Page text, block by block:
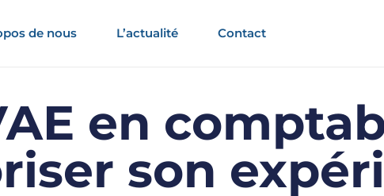
de nous L’actualité Contact
en
son